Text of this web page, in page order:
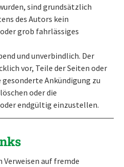
sind grundsätzlich
des Autors kein
grob fahrlässiges
und unverbindlich. Der
vor, Teile der Seiten oder
Ankündigung zu
oder die
endgültig einzustellen.
auf fremde